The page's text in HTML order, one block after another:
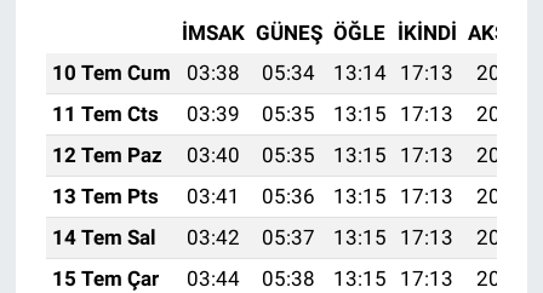
İMSAK GÜNEŞ ÖĞLE İKINDI AKŞAM
10 Tem Cum
03:38 05:34 13:14 17:13
20:45
11 Tem Cts
03:39 05:35 13:15 17:13
20:45
12 Tem Paz
03:40 05:35 13:15 17:13
20:44
13 Tem Pts
03:41 05:36 13:15 17:13
20:44
14 Tem Sal
03:42 05:37 13:15 17:13
20:43
15 Tem Çar
03:44 05:38 13:15 17:13
20:43